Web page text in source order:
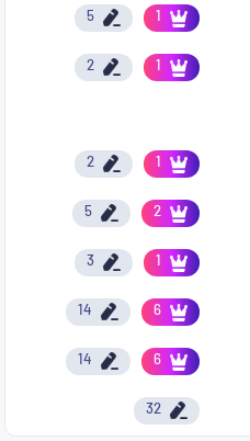
1
5
1
2
1
2
2
5
1
3
6
14
6
14
32